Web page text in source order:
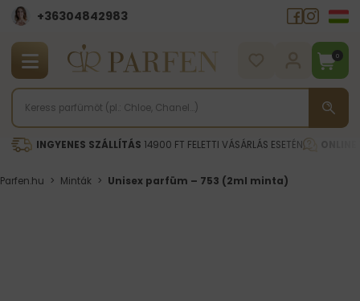
+36304842983
0
INGYENES SZÁLLÍTÁS 14900 FT FELETTI VÁSÁRLÁS ESETÉN
Parfen.hu > Minták > Unisex parfüm – 753 (2ml minta)